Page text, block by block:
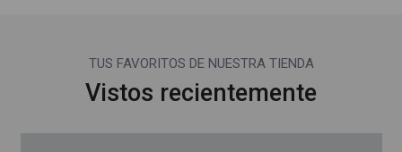
TUS FAVORITOS DE NUESTRA TIENDA
Vistos recientemente